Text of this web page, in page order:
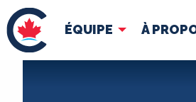
ÉQUIPE À
ÉQUIPE